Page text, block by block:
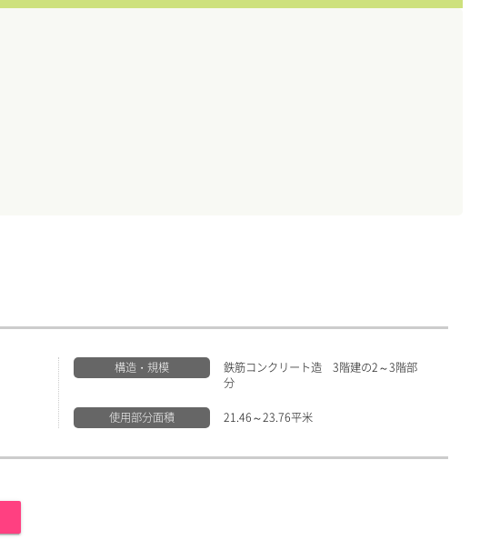
構造・規模
鉄筋コンクリート造 3階建の2～3階部
分
使用部分面積 21.46～23.76平米